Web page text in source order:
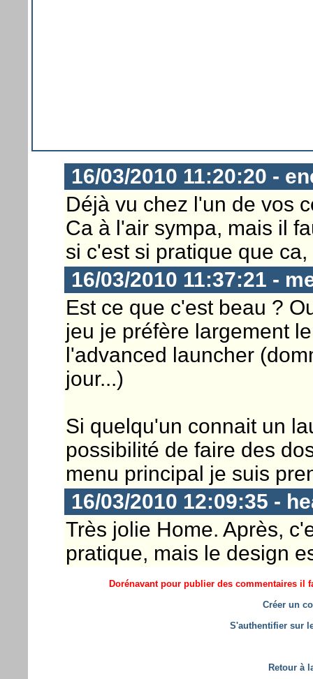
16/03/2010 11:20:20 -
Déjà vu chez l'un de vos
Ca à l'air sympa, mais il
si c'est si pratique que
16/03/2010 11:37:21 -
Est ce que c'est beau ?
jeu je préfère largement
l'advanced launcher
jour...)
Si quelqu'un connait un
possibilité de faire des
menu principal je suis
16/03/2010 12:09:35 -
Très jolie Home. Après,
pratique, mais le design
Dorénavant pour publier des commentaires il
Créer un
S'authentifier sur
Retour à